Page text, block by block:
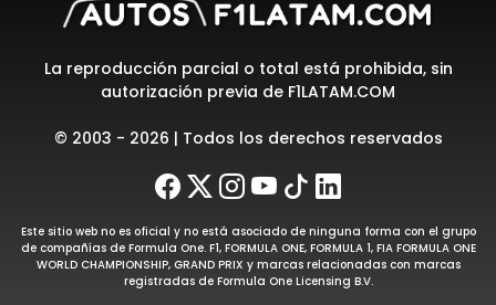
La reproducción parcial o total está prohibida, sin
autorización previa de F1LATAM.COM
© 2003 - 2026 | Todos los derechos reservados
Este sitio web no es oficial y no está asociado de ninguna forma con el grupo
de compañías de Formula One. F1, FORMULA ONE, FORMULA 1, FIA FORMULA ONE
WORLD CHAMPIONSHIP, GRAND PRIX y marcas relacionadas con marcas
registradas de Formula One Licensing B.V.